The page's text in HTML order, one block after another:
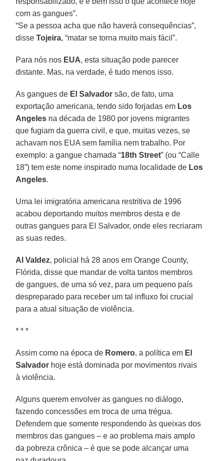
com as gangues”.
“Se a pessoa acha que não haverá consequências”,
disseTojeira, “matar se torna muito mais fácil”.
Para nós nos EUA, esta situação pode parecer
distante. Mas, na verdade, é tudo menos isso.
As gangues de El Salvador são, de fato, uma
exportação americana, tendo sido forjadas em Los
Angeles na década de 1980 por jovens migrantes
que fugiam da guerra civil, e que, muitas vezes, se
achavam nos EUA sem família nem trabalho. Por
exemplo: a gangue chamada “18th Street” (ou “Calle
18”) tem este nome inspirado numa localidade de Los
Angeles.
Uma lei imigratória americana restritiva de 1996
acabou deportando muitos membros desta e de
outras gangues para El Salvador, onde eles recriaram
as suas redes.
Al Valdez, policial há 28 anos em Orange County,
Flórida, disse que mandar de volta tantos membros
de gangues, de uma só vez, para um pequeno país
despreparado para receber um tal influxo foi crucial
para a atual situação de violência.
* * *
Assim como na época de Romero, a política em El
Salvador hoje está dominada por movimentos rivais
à violência.
Alguns querem envolver as gangues no diálogo,
fazendo concessões em troca de uma trégua.
Defendem que somente respondendo às queixas dos
membros das gangues – e ao problema mais amplo
da pobreza crônica – é que se pode alcançar uma